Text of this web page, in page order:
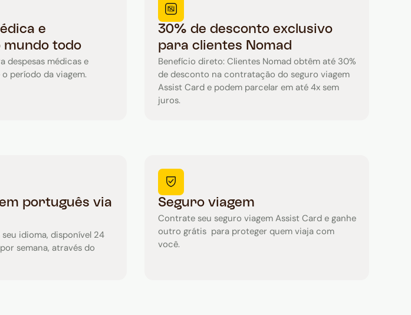
e
mundo todo
despesas médicas e
período da viagem.
30% de desconto exclusivo
para clientes Nomad
Benefício direto: Clientes Nomad obtêm até 30%
de desconto na contratação do seguro viagem
Assist Card e podem parcelar em até 4x sem
juros.
português via
idioma, disponível 24
semana, através do
Seguro viagem
Contrate seu seguro viagem Assist Card e ganhe
outro grátis para proteger quem viaja com
você.